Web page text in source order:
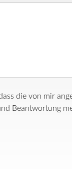
die von mir
Beantwortung